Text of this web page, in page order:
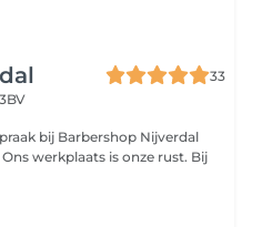
33
bij Barbershop Nijverdal
werkplaats is onze rust. Bij